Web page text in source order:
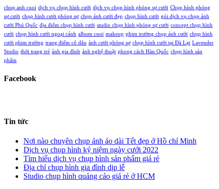
chup anh cuoi dịch vụ chụp hình cưới dịch vụ chụp hình phóng sự cưới Chụp hình phóng
sự cưới chụp hình cưới phóng sự chụp ảnh cưới đẹp chụp hình cưới gói dịch vụ chụp ảnh
cưới Phú Quốc địa điểm chụp hình cưới studio chụp hình phóng sự cưới concept chụp hình
cưới chụp hình cưới ngoại cảnh album cuoi makeup phim trường chụp ảnh cưới chụp hình
cưới phim trường trang điểm cô dâu ảnh cưới phóng sự chụp hình cưới tại Đà Lạt Lavender
Studio thời trang trẻ ảnh gia đình ảnh nghệ thuật phong cách Hàn Quốc chụp hình sản
phẩm
Facebook
Tin tức
Nơi nào chuyên chụp ảnh áo dài Tết đẹp ở Hồ chí Minh
Dịch vụ chụp hình kỷ niệm ngày cưới 2022
Tìm hiểu dịch vụ chụp hình sản phẩm giá rẻ
Địa chỉ chụp hình gia đình dịp lễ
Studio chụp hình quảng cáo giá rẻ ở HCM